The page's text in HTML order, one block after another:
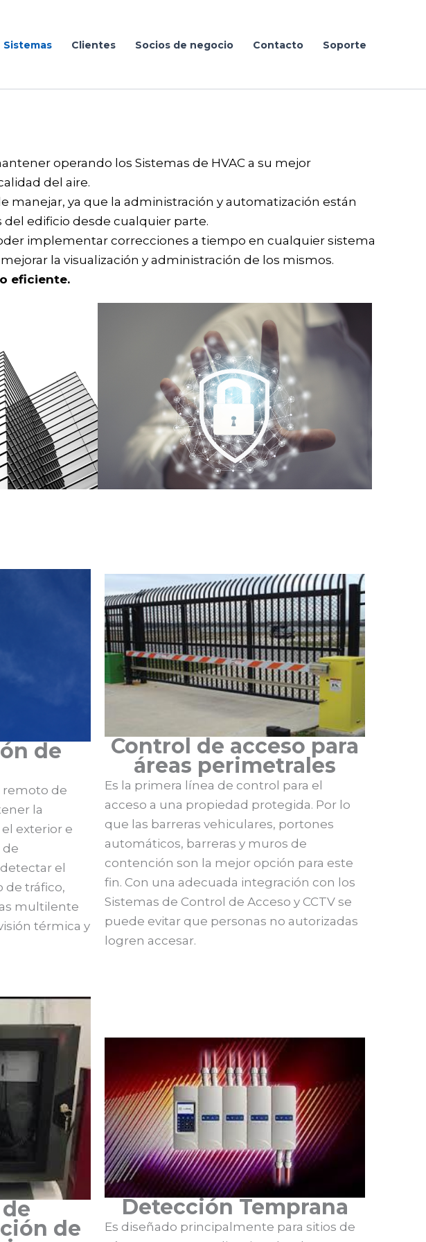
Sistemas Clientes Socios de negocio Contacto Soporte
operando los Sistemas de HVAC a su mejor
del aire.
manejar, ya que la administración y automatización están
del edificio desde cualquier parte.
implementar correcciones a tiempo en cualquier sistema
la visualización y administración de los mismos.
eficiente.
de
remoto de
la
exterior e
de
el
de tráfico,
multilente
térmica y
Control de acceso para
áreas perimetrales
Es la primera línea de control para el
acceso a una propiedad protegida. Por lo
que las barreras vehiculares, portones
automáticos, barreras y muros de
contención son la mejor opción para este
fin. Con una adecuada integración con los
Sistemas de Control de Acceso y CCTV se
puede evitar que personas no autorizadas
logren accesar.
de
Detección Temprana
Es diseñado principalmente para sitios de